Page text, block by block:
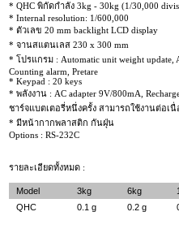
* QHC พิกัดกำลัง 3kg - 30kg (1/30,000
* Internal resolution: 1/600,000
* ตัวเลข 20 mm backlight LCD display
* จานสแตนเลส 230 x 300 mm
* โปรแกรม : Automatic unit weight update,
Counting alarm, Pretare
* Keypad : 20 keys
* พลังงาน : AC adapter 9V/800mA,
ชาร์จแบตเตอรี่หนึ่งครั้ง สามารถใช้งานต่อเ
* มีหน้ากากพลาสติก กันฝุ่น
Options : RS-232C
รายละเอียดทั้งหมด :
Model 3kg 6kg
QHC
0.1 g 0.2 g